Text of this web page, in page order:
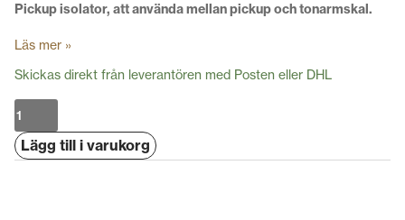
Pickup isolator, att använda mellan pickup och tonarmskal.
Läs mer »
Skickas direkt från leverantören med Posten eller DHL
Origin
Live
Cartridge
Lägg till i varukorg